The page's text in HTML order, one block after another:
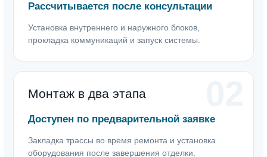
Рассчитывается после консультации
Установка внутреннего и наружного блоков,
прокладка коммуникаций и запуск системы.
Монтаж в два этапа
Доступен по предварительной заявке
Закладка трассы во время ремонта и установка
оборудования после завершения отделки.